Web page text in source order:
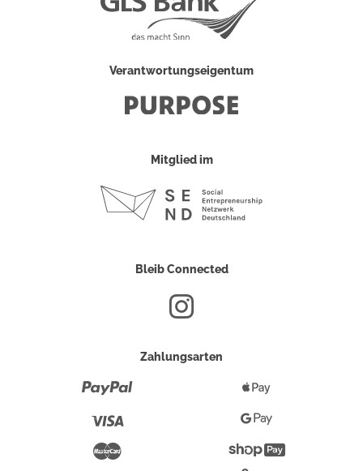
Verantwortungseigentum
Mitglied im
Bleib Connected
Zahlungsarten
Pay
Google
Pay